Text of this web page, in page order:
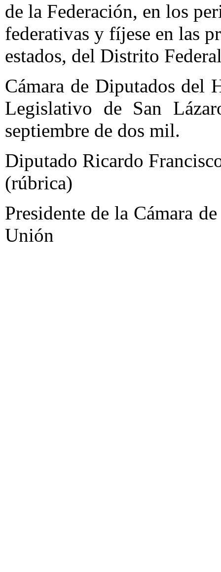
de la Federación, en los
federativas y fíjese en las
estados, del Distrito
Cámara de Diputados del
Legislativo de San
septiembre de dos mil.
Diputado Ricardo
(rúbrica)
Presidente de la Cámara
Unión